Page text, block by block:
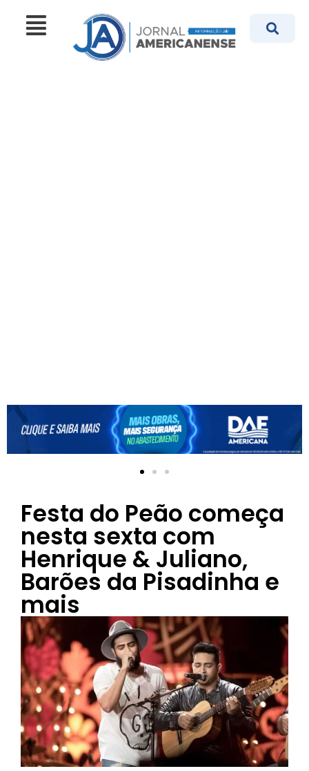
Festa do Peão começa
nesta sexta com
Henrique & Juliano,
Barões da Pisadinha e
mais